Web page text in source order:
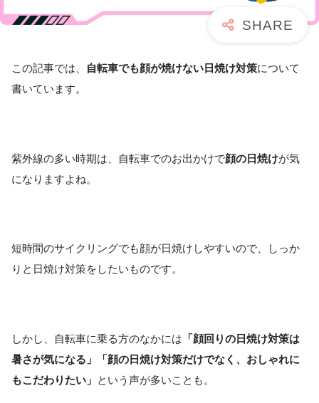
この記事では、 自転車でも顔が焼けない日焼け対策について
書いています。
紫外線の多い時期は、自転車でのお出かけで顔の日焼けが気
になりますよね。
短時間のサイクリングでも顔が日焼けしやすいので、しっか
りと日焼け対策をしたいものです。
しかし、自転車に乗る方のなかには 「顔回りの日焼け対策は
暑さが気になる」「顔の日焼け対策だけでなく、おしゃれに
もこだわりたい」 という声が多いことも。